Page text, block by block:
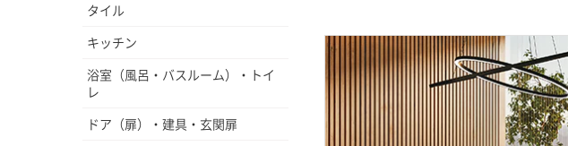
タイル
キッチン
浴室（風呂・バスルーム）・トイ
レ
ドア（扉）・建具・玄関扉